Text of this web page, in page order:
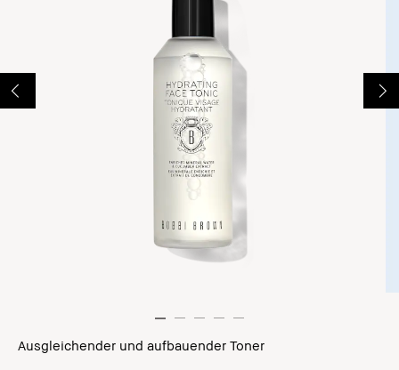
Ausgleichender und aufbauender Toner